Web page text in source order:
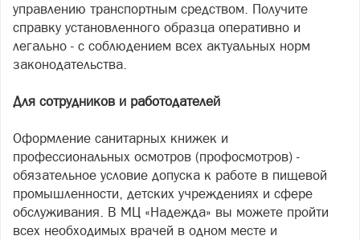
управлению транспортным средством. Получите
справку установленного образца оперативно и
легально - с соблюдением всех актуальных норм
законодательства.
Для сотрудников и работодателей
Оформление санитарных книжек и
профессиональных осмотров (профосмотров) -
обязательное условие допуска к работе в пищевой
промышленности, детских учреждениях и сфере
обслуживания. В МЦ «Надежда» вы можете пройти
всех необходимых врачей в одном месте и